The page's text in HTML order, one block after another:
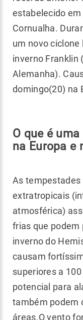
estabelecido em
Cornualha.
um novo
inverno Franklin
Alemanha).
domingo(20) na
O que é
na Europa e
As tempestades
extratropicais
atmosférica)
frias que podem
inverno do
causam
superiores a
potencial para
também podem
áreas.O vento